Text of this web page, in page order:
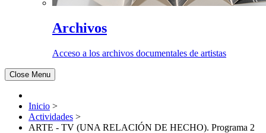
Archivos
Acceso a los archivos documentales de artistas
Close Menu
Inicio >
Actividades >
ARTE - TV (UNA RELACIÓN DE HECHO). Programa 2